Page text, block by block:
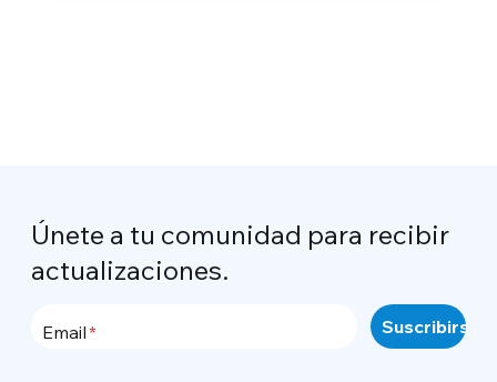
Únete a tu comunidad para recibir
actualizaciones.
Email